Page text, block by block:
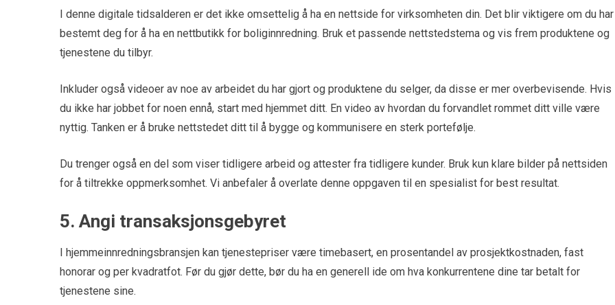
I denne digitale tidsalderen er det ikke omsettelig å ha en nettside for virksomheten din. Det blir viktigere om du har
bestemt deg for å ha en nettbutikk for boliginnredning. Bruk et passende nettstedstema og vis frem produktene og
tjenestene du tilbyr.
Inkluder også videoer av noe av arbeidet du har gjort og produktene du selger, da disse er mer overbevisende. Hvis
du ikke har jobbet for noen ennå, start med hjemmet ditt. En video av hvordan du forvandlet rommet ditt ville være
nyttig. Tanken er å bruke nettstedet ditt til å bygge og kommunisere en sterk portefølje.
Du trenger også en del som viser tidligere arbeid og attester fra tidligere kunder. Bruk kun klare bilder på nettsiden
for å tiltrekke oppmerksomhet. Vi anbefaler å overlate denne oppgaven til en spesialist for best resultat.
5. Angi transaksjonsgebyret
I hjemmeinnredningsbransjen kan tjenestepriser være timebasert, en prosentandel av prosjektkostnaden, fast
honorar og per kvadratfot. Før du gjør dette, bør du ha en generell ide om hva konkurrentene dine tar betalt for
tjenestene sine.